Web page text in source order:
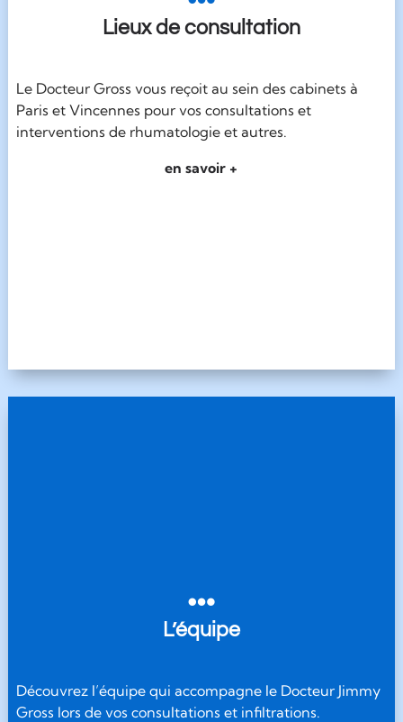
Lieux de consultation
Le Docteur Gross vous reçoit au sein des cabinets à
Paris et Vincennes pour vos consultations et
interventions de rhumatologie et autres.
en savoir +

L’équipe
Découvrez l’équipe qui accompagne le Docteur Jimmy
Gross lors de vos consultations et infiltrations.